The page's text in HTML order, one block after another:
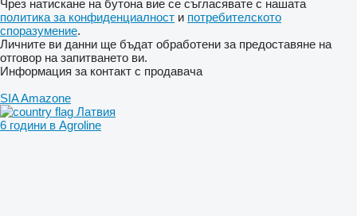
Чрез натискане на бутона вие се съгласявате с нашата
политика за конфиденциалност и потребителското
споразумение.
Личните ви данни ще бъдат обработени за предоставяне на
отговор на запитването ви.
Информация за контакт с продавача
SIA Amazone
Латвия
6 години в Agroline